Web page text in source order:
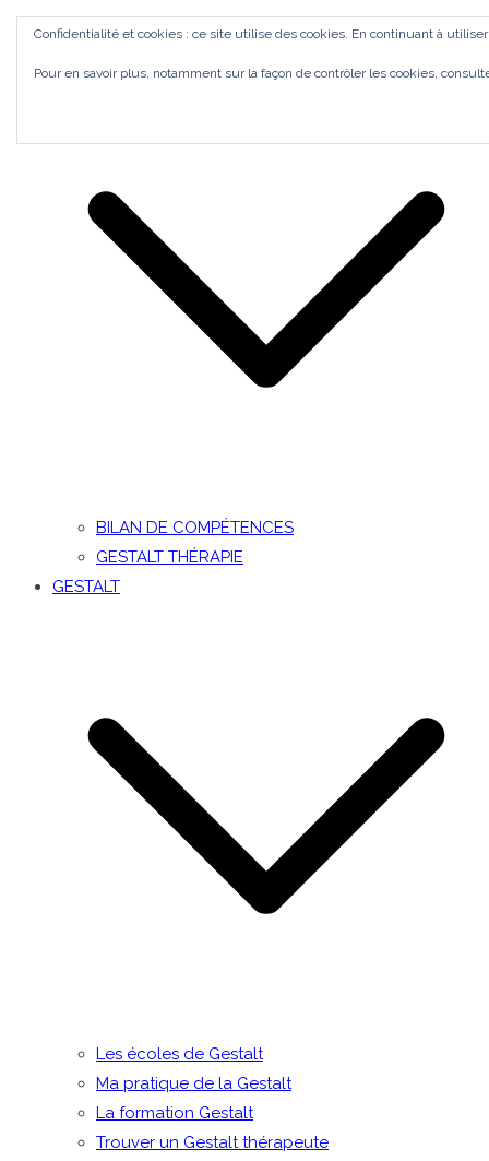
Aller
SI J'OSAIS
Bilan de Compétences Gestalt Rezé
ACCUEIL
BILAN DE COMPÉTENCES
GESTALT THÉRAPIE
GESTALT
Les écoles de Gestalt
Ma pratique de la Gestalt
La formation Gestalt
Trouver un Gestalt thérapeute
Confidentialité et cookies : ce site utilise des cookies. En continuant à
Pour en savoir plus, notamment sur la façon de contrôler les cookies,